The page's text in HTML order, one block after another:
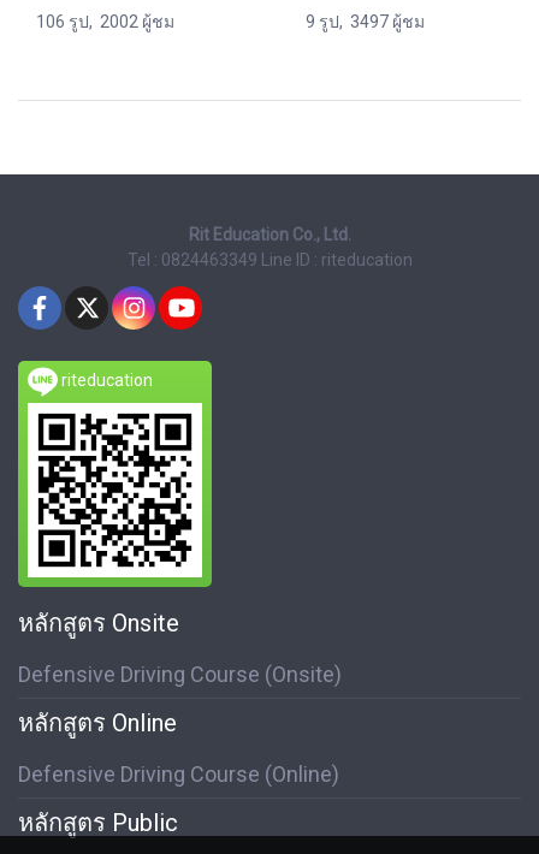
106 รูป, 2002 ผู้ชม 9 รูป, 3497 ผู้ชม
Rit Education Co., Ltd.
Tel : 0824463349
Line ID : riteducation
riteducation
หลักสูตร Onsite
Defensive Driving Course (Onsite)
หลักสูตร Online
Defensive Driving Course (Online)
หลักสูตร Public